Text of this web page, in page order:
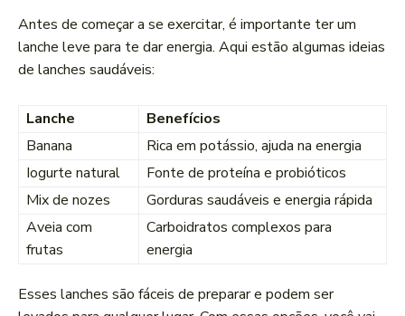
Antes de começar a se exercitar, é importante ter um
lanche leve para te dar energia. Aqui estão algumas ideias
de lanches saudáveis:
Lanche
Benefícios
Banana
Rica em potássio, ajuda na energia
Iogurte natural
Fonte de proteína e probióticos
Mix de nozes
Gorduras saudáveis e energia rápida
Aveia com
frutas
Carboidratos complexos para
energia
Esses lanches são fáceis de preparar e podem ser